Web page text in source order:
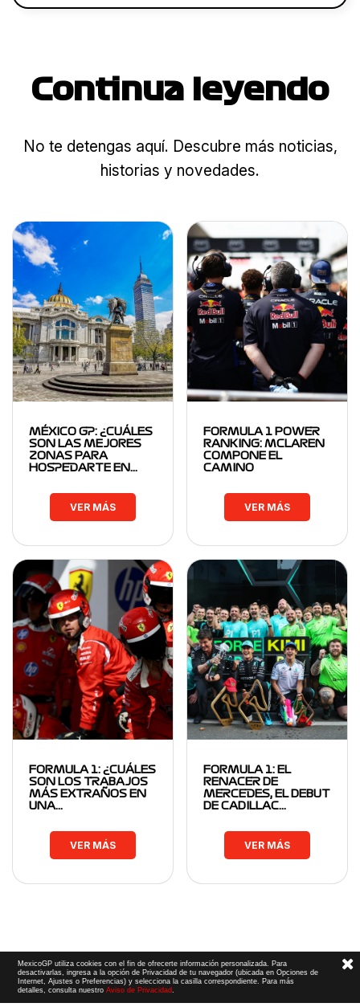
Continua leyendo
No te detengas aquí. Descubre más noticias,
historias y novedades.
MÉXICO GP: ¿CUÁLES
SON LAS MEJORES
ZONAS PARA
HOSPEDARTE EN…
VER MÁS
FORMULA 1 POWER
RANKING: MCLAREN
COMPONE EL
CAMINO
VER MÁS
FORMULA 1: ¿CUÁLES
SON LOS TRABAJOS
MÁS EXTRAÑOS EN
UNA…
VER MÁS
FORMULA 1: EL
RENACER DE
MERCEDES, EL DEBUT
DE CADILLAC…
VER MÁS
MexicoGP utiliza cookies con el fin de ofrecerte información personalizada. Para
desactivarlas, ingresa a la opción de Privacidad de tu navegador (ubicada en Opciones de
Internet, Ajustes o Preferencias) y selecciona la casilla correspondiente. Para más
detalles, consulta nuestroAviso de Privacidad.